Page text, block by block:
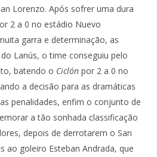
Lorenzo. Após sofrer uma dura
2 a 0 no estádio Nuevo
garra e determinação, as
Lanús, o time conseguiu pelo
batendo o Ciclón por 2 a 0 no
a decisão para as dramáticas
penalidades, enfim o conjunto de
a tão sonhada classificação
depois de derrotarem o San
ao goleiro Esteban Andrada, que